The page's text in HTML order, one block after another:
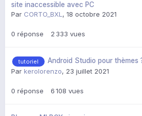
site inaccessible avec PC
Par CORTO_BXL, 18 octobre 2021
0 réponse 2 333 vues
tutoriel
Android Studio pour thèmes
Par kerolorenzo, 23 juillet 2021
0 réponse 6 108 vues